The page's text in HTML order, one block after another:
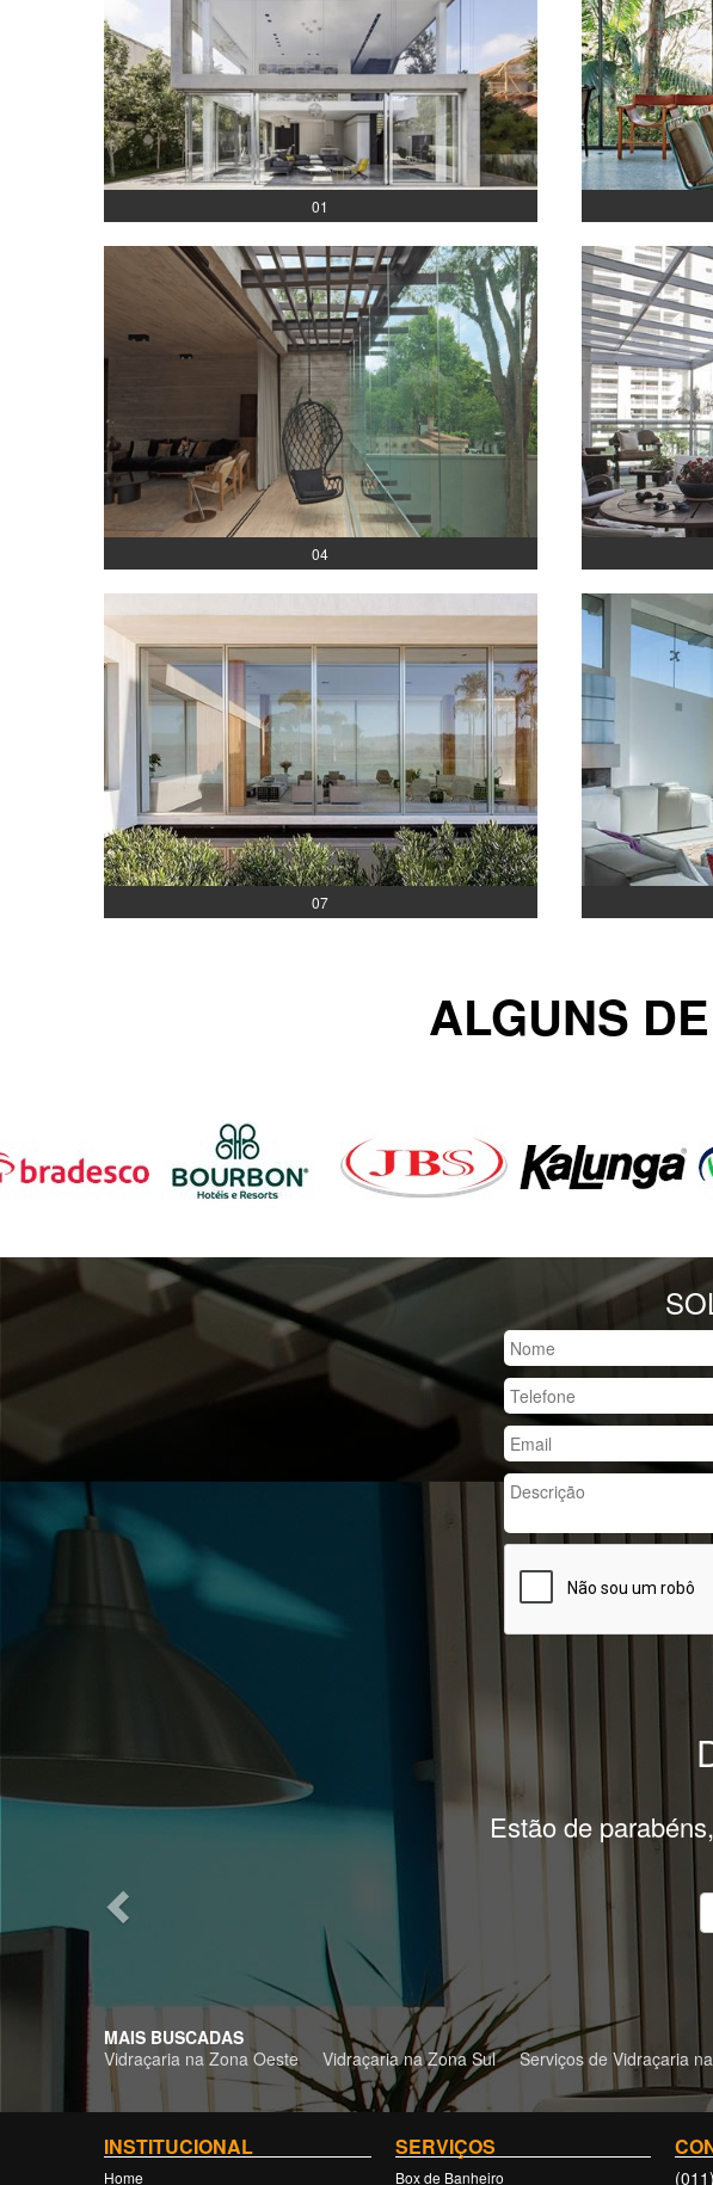
01
04
07
ALGUNS
Estão de parabéns,
Previous
MAIS BUSCADAS
Vidraçaria na Zona Oeste
Vidraçaria na Zona Sul Serviços de Vidraçaria
INSTITUCIONAL
Home
SERVIÇOS
Box de Banheiro